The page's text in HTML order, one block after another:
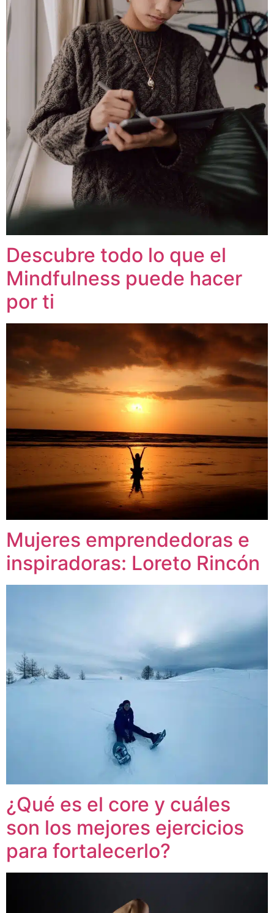
Descubre todo lo que el
Mindfulness puede hacer
por ti
Mujeres emprendedoras e
inspiradoras: Loreto Rincón
¿Qué es el core y cuáles
son los mejores ejercicios
para fortalecerlo?